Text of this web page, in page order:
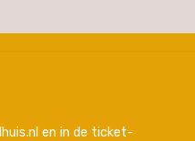
en in de ticket-